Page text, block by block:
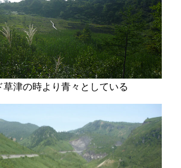
草津の時より青々としている